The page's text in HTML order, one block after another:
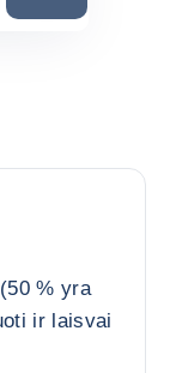
% yra
ir laisvai